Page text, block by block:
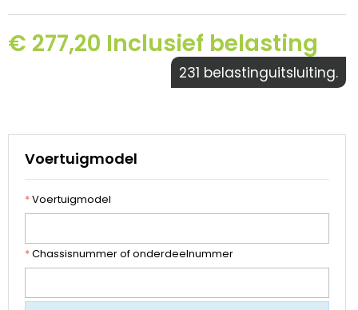
€ 277,20 Inclusief belasting
231 belastinguitsluiting.
Voertuigmodel
*Voertuigmodel
*Chassisnummer of onderdeelnummer